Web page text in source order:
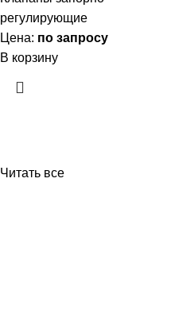
регулирующие
Цена: по запросу
В корзину
Читать все